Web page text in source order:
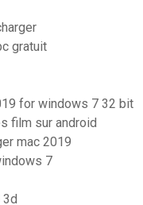
gratuit
for windows 7 32 bit
film sur android
mac 2019
7
3d